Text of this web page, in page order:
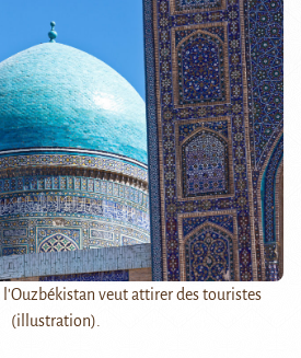
veut attirer des touristes
(illustration).